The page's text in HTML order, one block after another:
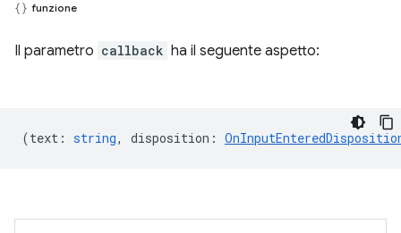
funzione
Il parametro callback ha il seguente aspetto:
(text : string, disposition :